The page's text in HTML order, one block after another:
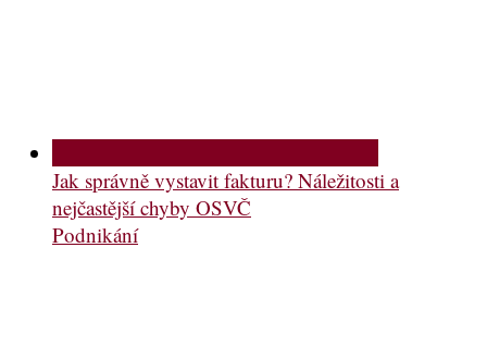
Jak správně vystavit fakturu? Náležitosti a
nejčastější chyby OSVČ
Podnikání